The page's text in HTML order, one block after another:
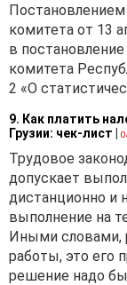
комитета от 13
в
комитета
2 «О
9. Как платить
Грузии: чек-лист
Трудовое
допускает
дистанционно и
выполнение на
Иными словами,
работы, это его
решение надо